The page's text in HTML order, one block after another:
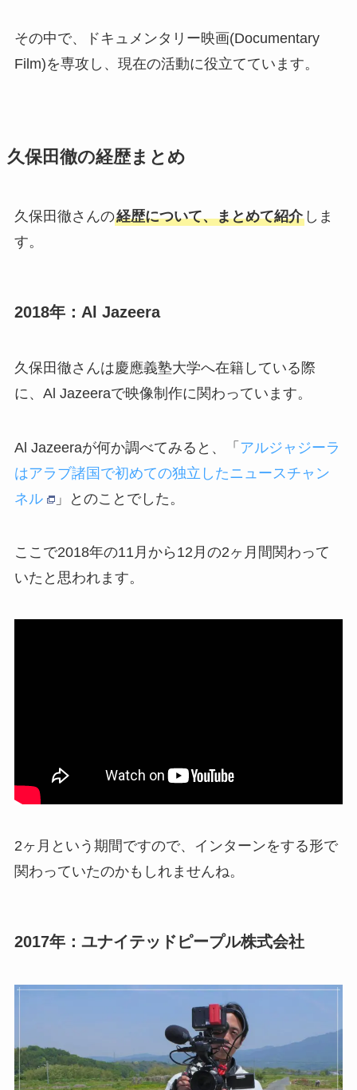
その中で、ドキュメンタリー映画(Documentary
Film)を専攻し、現在の活動に役立てています。
久保田徹の経歴まとめ
久保田徹さんの経歴について、まとめて紹介しま
す。
2018年：Al Jazeera
久保田徹さんは慶應義塾大学へ在籍している際
に、Al Jazeeraで映像制作に関わっています。
Al Jazeeraが何か調べてみると、「 アルジャジーラ
はアラブ諸国で初めての独立したニュースチャン
ネル
」とのことでした。
ここで2018年の11月から12月の2ヶ月間関わって
いたと思われます。
2ヶ月という期間ですので、インターンをする形で
関わっていたのかもしれませんね。
2017年：ユナイテッドピープル株式会社